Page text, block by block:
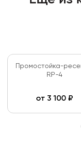
Промостойка-
RP-4
от 3 100₽